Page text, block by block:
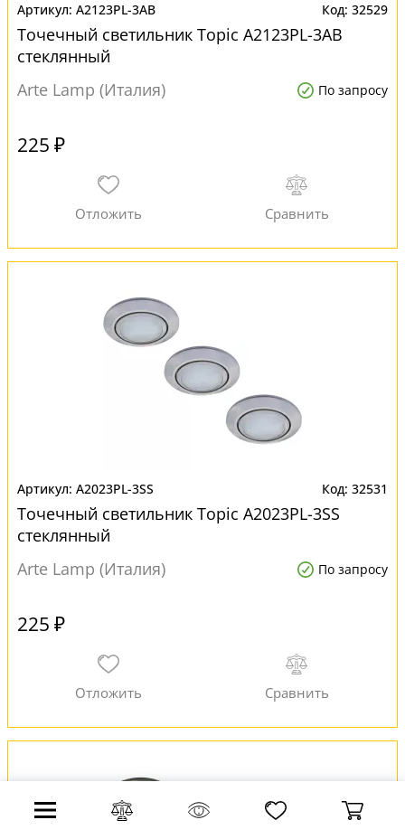
A2123PL-3AB 32529
Точечный светильник Topic A2123PL-3AB
стеклянный
Arte Lamp (Италия)
По запросу
225 ₽
A2023PL-3SS 32531
Точечный светильник Topic A2023PL-3SS
стеклянный
Arte Lamp (Италия)
По запросу
225 ₽